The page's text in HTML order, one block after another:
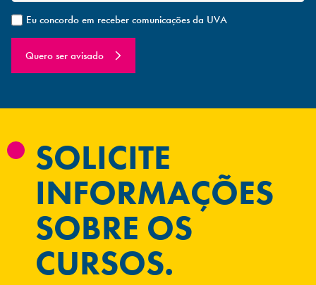
Eu concordo em receber comunicações da UVA
Quero ser avisado
SOLICITE
INFORMAÇÕES
SOBRE OS
CURSOS.